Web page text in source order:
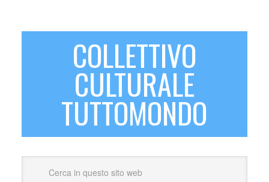
COLLETTIVO
CULTURALE
TUTTOMONDO